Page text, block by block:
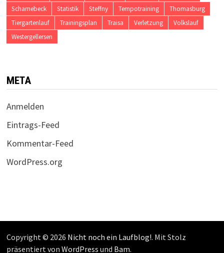
Scharnebeck
Statistik Steffny Tempotraining
Thomasburg
Tiergartenlauf
Trainingsplan Traisa Verletzung
Volkslauf
Westergellersen
META
Anmelden
Eintrags-Feed
Kommentar-Feed
WordPress.org
Copyright © 2026 Nicht noch ein Laufblog!. Mit Stolz
präsentiert von WordPress und Bam.